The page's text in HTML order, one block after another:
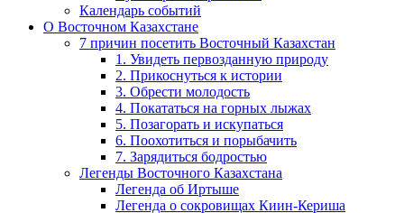
Календарь событий
О Восточном Казахстане
7 причин посетить Восточный Казахстан
1. Увидеть первозданную природу
2. Прикоснуться к истории
3. Обрести молодость
4. Покататься на горных лыжах
5. Позагорать и искупаться
6. Поохотиться и порыбачить
7. Зарядиться бодростью
Легенды Восточного Казахстана
Легенда об Иртыше
Легенда о сокровищах Киин-Кериша